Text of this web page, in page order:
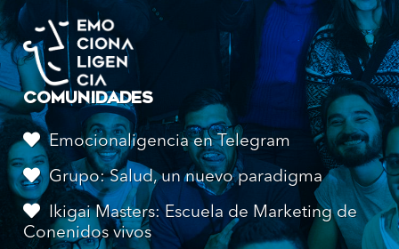
COMUNIDADES
Emocionaligencia en Telegram
Grupo: Salud, un nuevo paradigma
Ikigai Masters: Escuela de Marketing de
Conenidos vivos